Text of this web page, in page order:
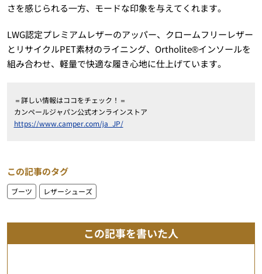
さを感じられる一方、モードな印象を与えてくれます。
LWG認定プレミアムレザーのアッパー、クロームフリーレザー
とリサイクルPET素材のライニング、Ortholite®インソールを
組み合わせ、軽量で快適な履き心地に仕上げています。
＝詳しい情報はココをチェック！＝
カンペールジャパン公式オンラインストア
https://www.camper.com/ja_JP/
この記事のタグ
ブーツ レザーシューズ
この記事を書いた人